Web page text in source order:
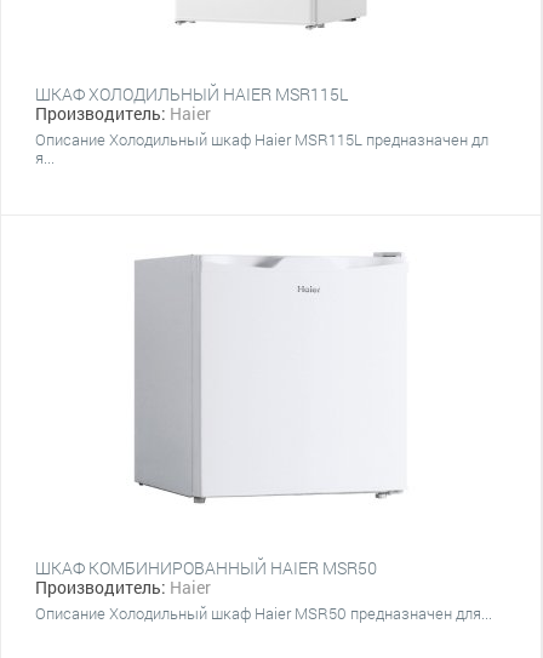
ШКАФ ХОЛОДИЛЬНЫЙ HAIER MSR115L
Производитель: Haier
Описание Холодильный шкаф Haier MSR115L предназначен дл
я...
ШКАФ КОМБИНИРОВАННЫЙ HAIER MSR50
Производитель: Haier
Описание Холодильный шкаф Haier MSR50 предназначен для...